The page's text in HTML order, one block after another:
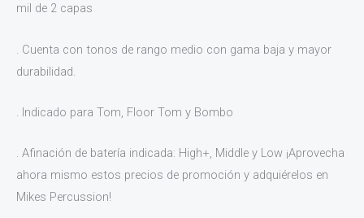
mil de 2 capas
. Cuenta con tonos de rango medio con gama baja y mayor
durabilidad.
. Indicado para Tom, Floor Tom y Bombo
. Afinación de batería indicada: High+, Middle y Low ¡Aprovecha
ahora mismo estos precios de promoción y adquiérelos en
Mikes Percussion!